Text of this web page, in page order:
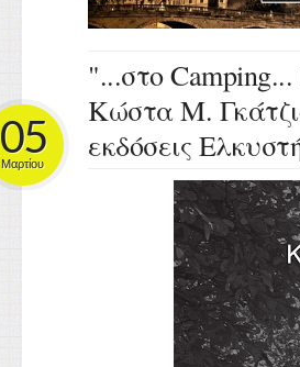
"...στο
Κώστα Μ.
εκδόσεις
05
Μαρτίου